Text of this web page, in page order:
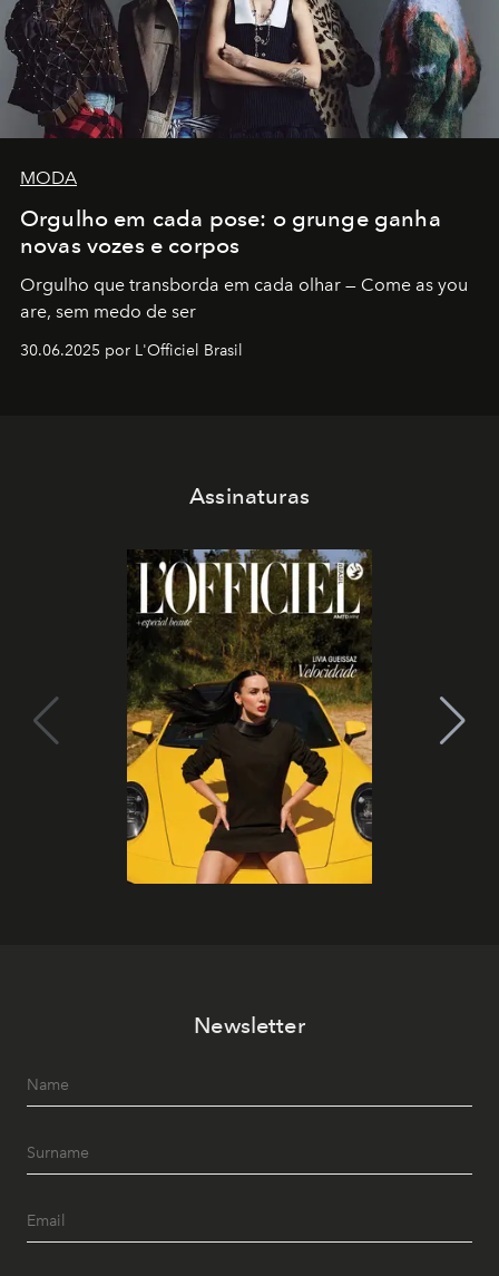
MODA
Orgulho em cada pose: o grunge ganha
novas vozes e corpos
Orgulho que transborda em cada olhar — Come as you
are, sem medo de ser
30.06.2025 por L'Officiel Brasil
Assinaturas
Newsletter